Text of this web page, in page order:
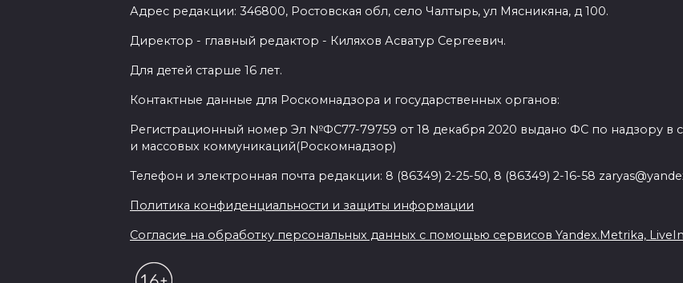
Адрес редакции: 346800, Ростовская обл, село Чалтырь, ул Мясникяна, д 100.
Директор - главный редактор - Киляхов Асватур Сергеевич.
Для детей старше 16 лет.
Контактные данные для Роскомнадзора и государственных органов:
Регистрационный номер Эл №ФС77-79759 от 18 декабря 2020 выдано ФС по надзору в
и массовых коммуникаций(Роскомнадзор)
Телефон и электронная почта редакции: 8 (86349) 2-25-50, 8 (86349) 2-16-58
Политика конфиденциальности и защиты информации
Согласие на обработку персональных данных с помощью сервисов Yandex.Metrika,